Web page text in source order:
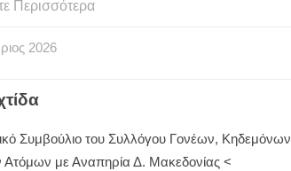
Περισσότερα
2026
Συμβούλιο του Συλλόγου Γονέων, Κηδεμόνων
Ατόμων με Αναπηρία Δ. Μακεδονίας <